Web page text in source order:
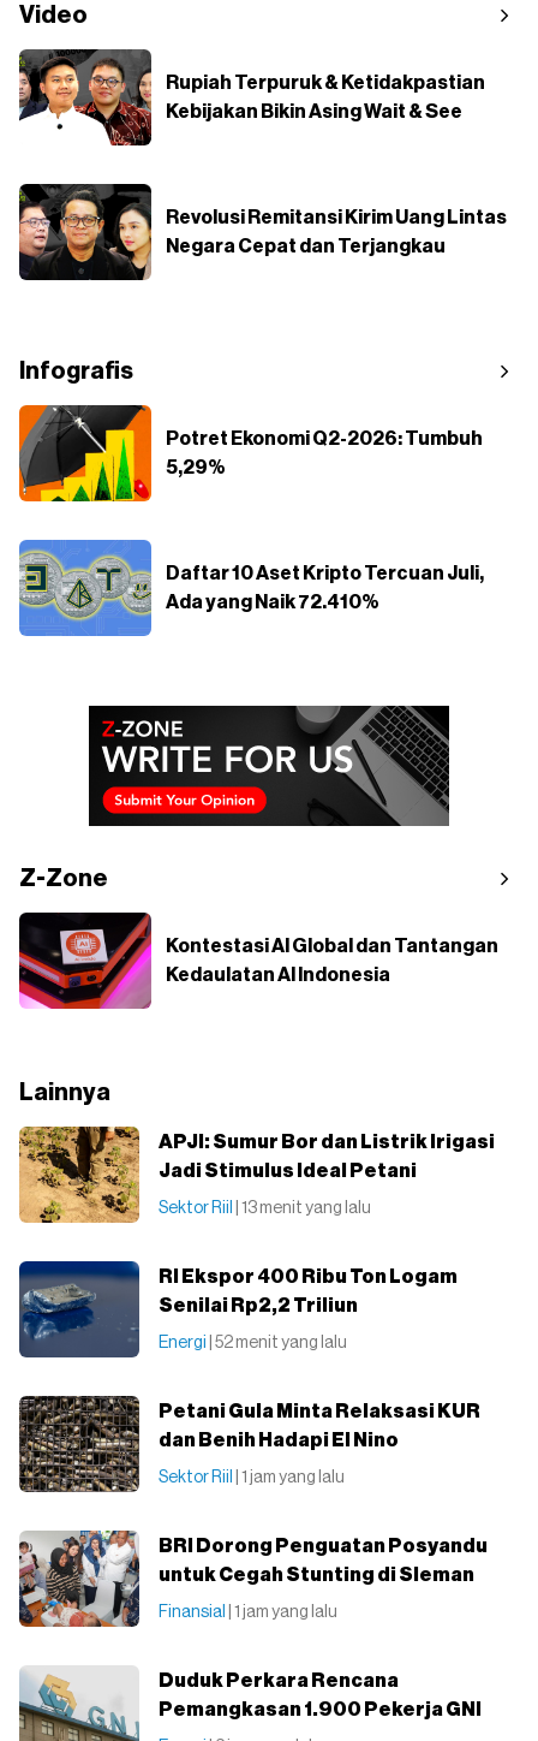
Video
Rupiah Terpuruk & Ketidakpastian
Kebijakan Bikin Asing Wait & See
Revolusi Remitansi Kirim Uang Lintas
Negara Cepat dan Terjangkau
Infografis
Potret Ekonomi Q2-2026: Tumbuh
5,29%
Daftar 10 Aset Kripto Tercuan Juli,
Ada yang Naik 72.410%
Z-Zone
Kontestasi AI Global dan Tantangan
Kedaulatan AI Indonesia
Lainnya
APJI: Sumur Bor dan Listrik Irigasi
Jadi Stimulus Ideal Petani
Sektor Riil | 13 menit yang lalu
RI Ekspor 400 Ribu Ton Logam
Senilai Rp2,2 Triliun
Energi | 52 menit yang lalu
Petani Gula Minta Relaksasi KUR
dan Benih Hadapi El Nino
Sektor Riil | 1 jam yang lalu
BRI Dorong Penguatan Posyandu
untuk Cegah Stunting di Sleman
Finansial | 1 jam yang lalu
Duduk Perkara Rencana
Pemangkasan 1.900 Pekerja GNI